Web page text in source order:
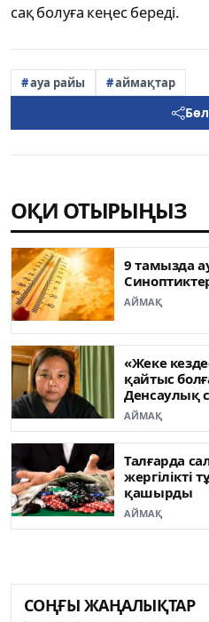
сақ болуға кеңес береді.
ауа райы аймақтар
ОҚИ ОТЫРЫҢЫЗ
9 тамызда
АЙМАҚ
«Жеке
қайтыс
Денсаулық
жүгінді
АЙМАҚ
Талғарда
жергілікті
қашырды
АЙМАҚ
СОҢҒЫ ЖАҢАЛЫҚТАР